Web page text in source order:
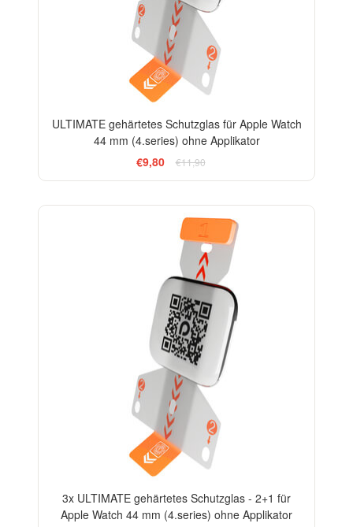
ULTIMATE gehärtetes Schutzglas für Apple Watch
44 mm (4.series) ohne Applikator
€9,80
€11,90
3x ULTIMATE gehärtetes Schutzglas - 2+1 für
Apple Watch 44 mm (4.series) ohne Applikator